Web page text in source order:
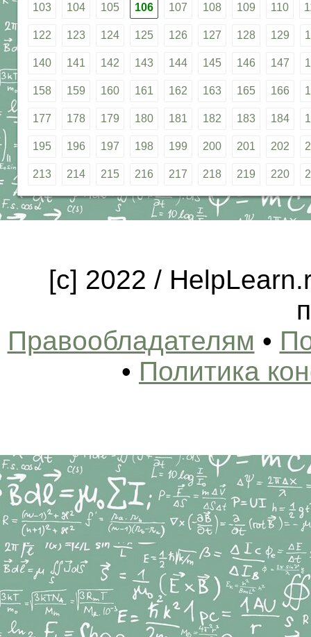
103 104 105 106 107 108 109 110
122 123 124 125 126 127 128 129
140 141 142 143 144 145 146 147
158 159 160 161 162 163 165 166
177 178 179 180 181 182 183 184
195 196 197 198 199 200 201 202
213 214 215 216 217 218 219 220
[c] 2022 /
Правообладателям •
• Политика